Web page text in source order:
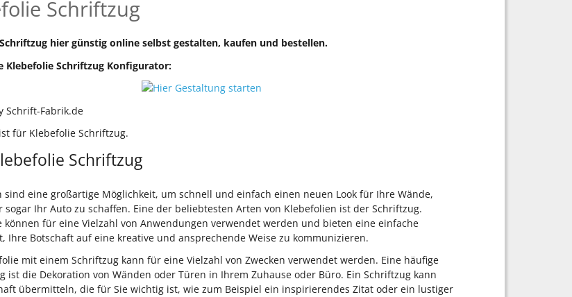
Schriftzug
hier günstig online selbst gestalten, kaufen und bestellen.
Klebefolie Schriftzug Konfigurator:
Schrift-Fabrik.de
für Klebefolie Schriftzug.
Schriftzug
sind eine großartige Möglichkeit, um schnell und einfach einen neuen Look für Ihre Wände,
sogar Ihr Auto zu schaffen. Eine der beliebtesten Arten von Klebefolien ist der Schriftzug.
können für eine Vielzahl von Anwendungen verwendet werden und bieten eine einfache
Ihre Botschaft auf eine kreative und ansprechende Weise zu kommunizieren.
mit einem Schriftzug kann für eine Vielzahl von Zwecken verwendet werden. Eine häufige
ist die Dekoration von Wänden oder Türen in Ihrem Zuhause oder Büro. Ein Schriftzug kann
übermitteln, die für Sie wichtig ist, wie zum Beispiel ein inspirierendes Zitat oder ein lustiger